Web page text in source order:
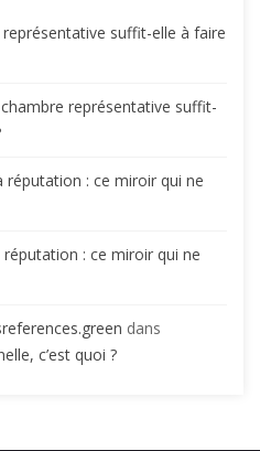
suffit-elle à faire
représentative suffit-
réputation : ce miroir qui ne
réputation : ce miroir qui ne
dans
c’est quoi ?